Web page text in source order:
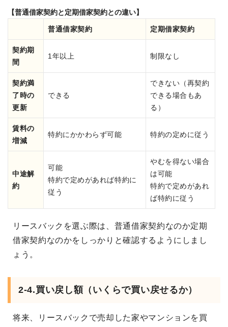
【普通借家契約と定期借家契約との違い】
普通借家契約 定期借家契約
契約期
間
1年以上 制限なし
契約満
了時の
更新
できる
できない（再契約
できる場合もあ
る）
賃料の
増減
特約にかかわらず可能 特約の定めに従う
中途解
約
可能
特約で定めがあれば特約に
従う
やむを得ない場合
は可能
特約で定めがあれ
ば特約に従う
リースバックを選ぶ際は、普通借家契約なのか定期
借家契約なのかをしっかりと確認するようにしまし
ょう。
2-4.買い戻し額（いくらで買い戻せるか）
将来、リースバックで売却した家やマンションを買